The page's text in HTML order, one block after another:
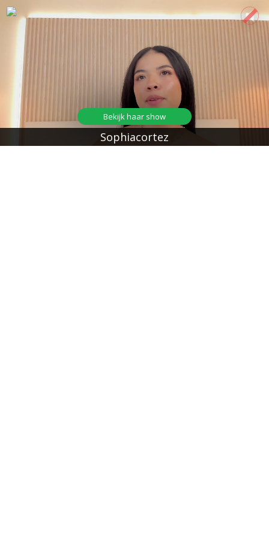
Sophiacortez
Bekijk haar show